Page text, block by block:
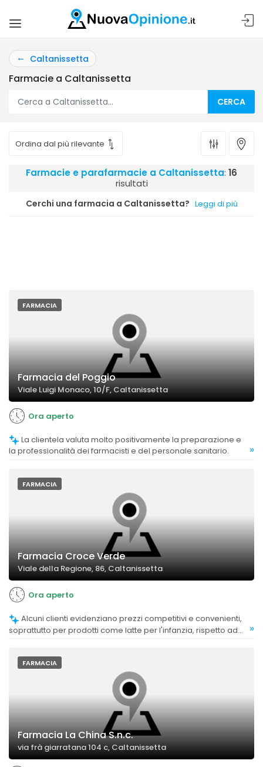
Caltanissetta
Farmacie a Caltanissetta
CERCA
Farmacie e parafarmacie a Caltanissetta: 16
risultati
Cerchi una farmacia a Caltanissetta? Leggi di più
FARMACIA
Farmacia del Poggio
Viale Luigi Monaco, 10/F, Caltanissetta
Ora aperto
la professionalità dei farmacisti e del personale sanitario.
»
FARMACIA
Farmacia Croce Verde
Viale della Regione, 86, Caltanissetta
Ora aperto
soprattutto per prodotti come latte per l'infanzia, rispetto ad
»
FARMACIA
Farmacia La China S.n.c.
via frà giarratana 104 c, Caltanissetta